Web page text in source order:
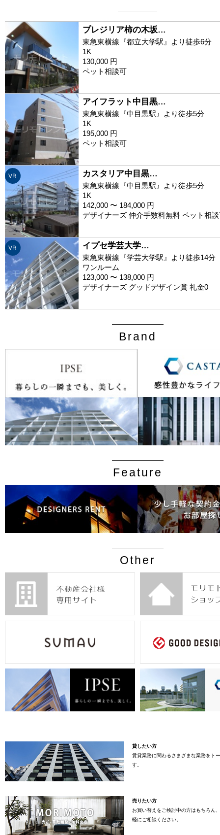
プレジリア柿の木坂…
東急東横線『都立大学駅』より徒歩6分
1K
130,000 円
ペット相談可
アイフラット中目黒…
東急東横線『中目黒駅』より徒歩5分
1K
195,000 円
ペット相談可
VR カスタリア中目黒…
東急東横線『中目黒駅』より徒歩5分
1K
142,000 〜 184,000 円
デザイナーズ 仲介手数料無料 ペット相
VR イプセ学芸大学…
東急東横線『学芸大学駅』より徒歩14分
ワンルーム
123,000 〜 138,000 円
デザイナーズ グッドデザイン賞 礼金0
Brand
Feature
Other
貸したい方
賃貸業務に関わるさまざまな業務をト
す。
売りたい方
お買い替えをご検討中の方はもちろん
軽にご相談ください。